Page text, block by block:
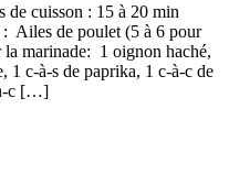
de cuisson : 15 à 20 min
: Ailes de poulet (5 à 6 pour
marinade: 1 oignon haché,
1 c-à-s de paprika, 1 c-à-c de
c […]